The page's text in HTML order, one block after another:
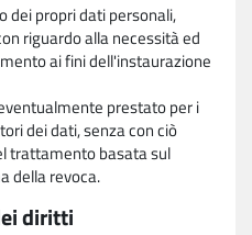
dei propri dati personali,
riguardo alla necessità ed
ai fini dell'instaurazione
prestato per i
dei dati, senza con ciò
trattamento basata sul
della revoca.
diritti